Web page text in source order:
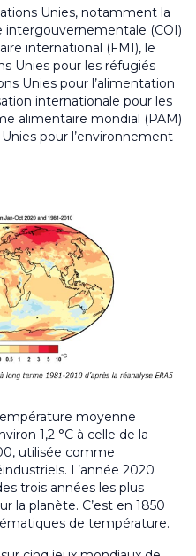
Unies, notamment la
intergouvernementale (COI)
international (FMI), le
Unies pour les réfugiés
Unies pour l’alimentation
internationale pour les
alimentaire mondial (PAM)
pour l’environnement
moyenne
1,2 °C à celle de la
utilisée comme
L’année 2020
trois années les plus
la planète. C’est en 1850
de température.